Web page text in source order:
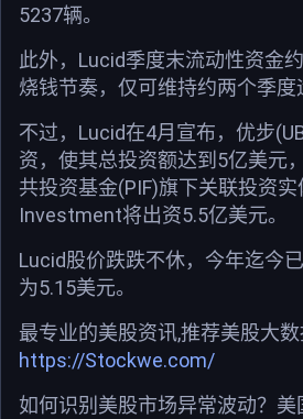
5237辆。
此外，Lucid季度末流动性资金
烧钱节奏，仅可维持约两个季度
不过，Lucid在4月宣布，优步
资，使其总投资额达到5亿美元
共投资基金(PIF)旗下关联投资
Investment将出资5.5亿美元。
Lucid股价跌跌不休，今年迄今
为5.15美元。
最专业的美股资讯,推荐美股大
https://Stockwe.com/
如何识别美股市场异常波动？